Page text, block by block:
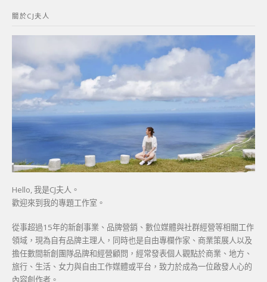
字:
關於CJ夫人
Hello, 我是CJ夫人。
歡迎來到我的專題工作室。
從事超過15年的新創事業、品牌營銷、數位媒體與社群經營等相關工作
領域，現為自有品牌主理人，同時也是自由專欄作家、商業策展人以及
擔任數間新創團隊品牌和經營顧問，經常發表個人觀點於商業、地方、
旅行、生活、女力與自由工作媒體或平台，致力於成為一位啟發人心的
內容創作者。